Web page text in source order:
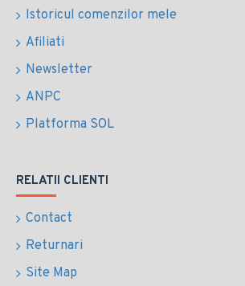
Istoricul comenzilor mele
Afiliati
Newsletter
ANPC
Platforma SOL
RELATII CLIENTI
Contact
Returnari
Site Map